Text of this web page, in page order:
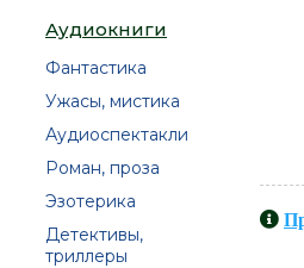
Аудиокниги
Фантастика
Ужасы, мистика
Аудиоспектакли
Роман, проза
Эзотерика
Детективы,
триллеры